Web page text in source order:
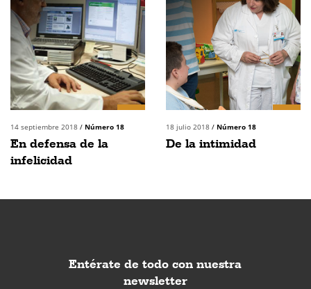
14 septiembre 2018 / Número 18
En defensa de la
infelicidad
18 julio 2018 / Número 18
De la intimidad
Entérate de todo con nuestra
newsletter